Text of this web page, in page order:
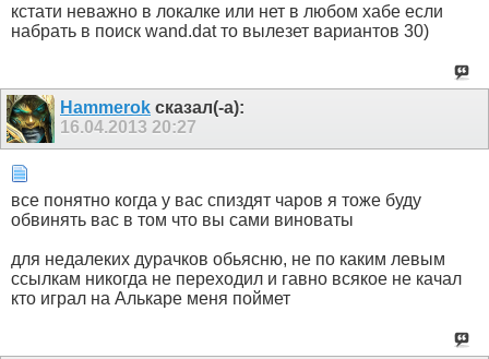
кстати неважно в локалке или нет в любом хабе если
набрать в поиск wand.dat то вылезет вариантов 30)
Hammerok сказал(-а):
16.04.2013 20:27
все понятно когда у вас спиздят чаров я тоже буду
обвинять вас в том что вы сами виноваты
для недалеких дурачков обьясню, не по каким левым
ссылкам никогда не переходил и гавно всякое не качал
кто играл на Алькаре меня поймет